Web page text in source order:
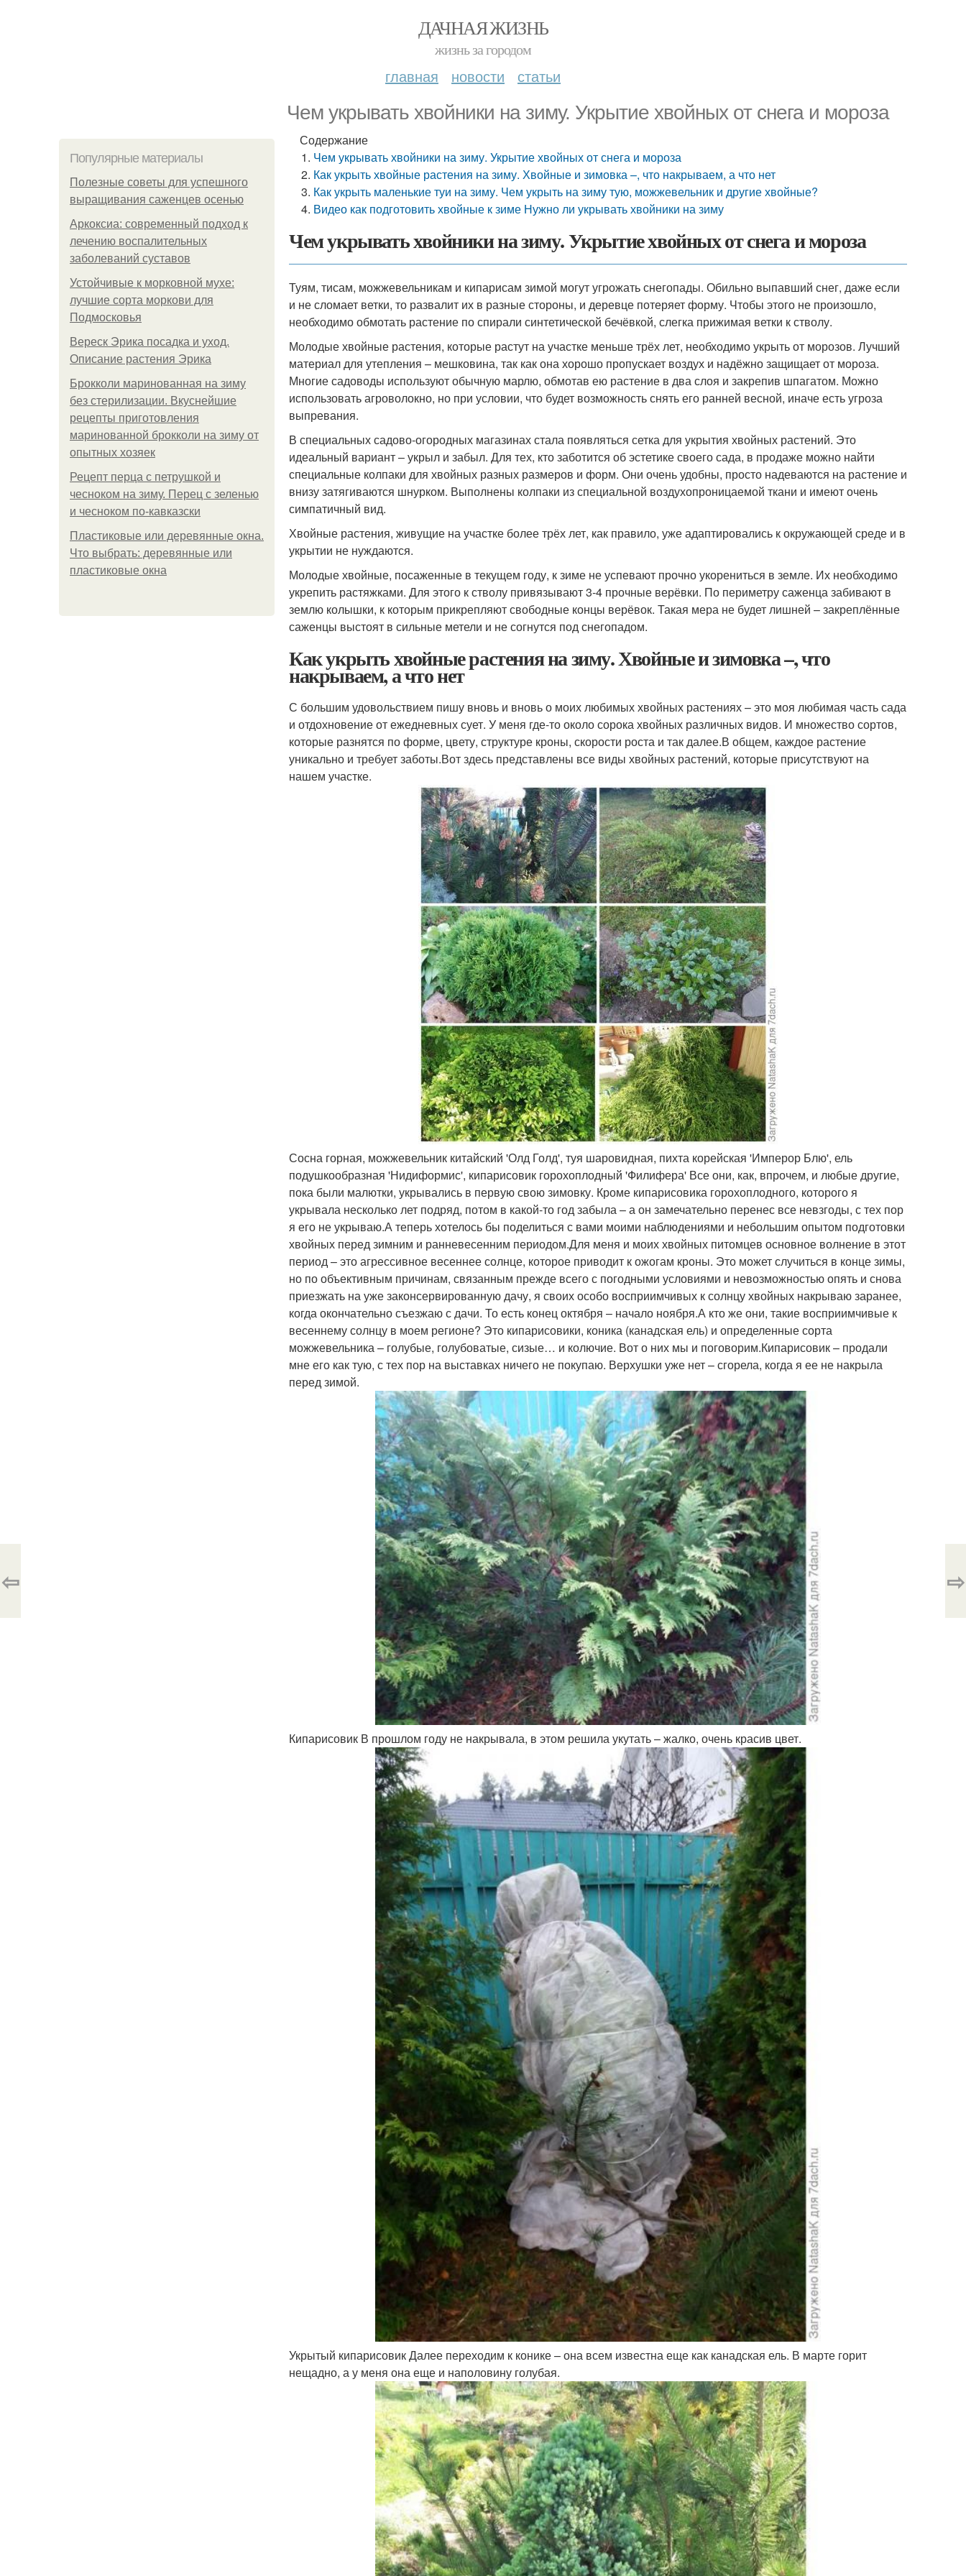
ДАЧНАЯ ЖИЗНЬ
жизнь за городом
главная новости статьи
Чем укрывать хвойники на зиму. Укрытие хвойных от снега и мороза
Популярные материалы
Полезные советы для успешного
выращивания саженцев осенью
Аркоксиа: современный подход к
лечению воспалительных
заболеваний суставов
Устойчивые к морковной мухе:
лучшие сорта моркови для
Подмосковья
Вереск Эрика посадка и уход.
Описание растения Эрика
Брокколи маринованная на зиму
без стерилизации. Вкуснейшие
рецепты приготовления
маринованной брокколи на зиму от
опытных хозяек
Рецепт перца с петрушкой и
чесноком на зиму. Перец с зеленью
и чесноком по-кавказски
Пластиковые или деревянные окна.
Что выбрать: деревянные или
пластиковые окна
Содержание
Чем укрывать хвойники на зиму. Укрытие хвойных от снега и мороза
Как укрыть хвойные растения на зиму. Хвойные и зимовка –, что накрываем, а что нет
Как укрыть маленькие туи на зиму. Чем укрыть на зиму тую, можжевельник и другие хвойные?
Видео как подготовить хвойные к зиме Нужно ли укрывать хвойники на зиму
Чем укрывать хвойники на зиму. Укрытие хвойных от снега и мороза
Туям, тисам, можжевельникам и кипарисам зимой могут угрожать снегопады. Обильно выпавший снег, даже если
и не сломает ветки, то развалит их в разные стороны, и деревце потеряет форму. Чтобы этого не произошло,
необходимо обмотать растение по спирали синтетической бечёвкой, слегка прижимая ветки к стволу.
Молодые хвойные растения, которые растут на участке меньше трёх лет, необходимо укрыть от морозов. Лучший
материал для утепления – мешковина, так как она хорошо пропускает воздух и надёжно защищает от мороза.
Многие садоводы используют обычную марлю, обмотав ею растение в два слоя и закрепив шпагатом. Можно
использовать агроволокно, но при условии, что будет возможность снять его ранней весной, иначе есть угроза
выпревания.
В специальных садово-огородных магазинах стала появляться сетка для укрытия хвойных растений. Это
идеальный вариант – укрыл и забыл. Для тех, кто заботится об эстетике своего сада, в продаже можно найти
специальные колпаки для хвойных разных размеров и форм. Они очень удобны, просто надеваются на растение и
внизу затягиваются шнурком. Выполнены колпаки из специальной воздухопроницаемой ткани и имеют очень
симпатичный вид.
Хвойные растения, живущие на участке более трёх лет, как правило, уже адаптировались к окружающей среде и в
укрытии не нуждаются.
Молодые хвойные, посаженные в текущем году, к зиме не успевают прочно укорениться в земле. Их необходимо
укрепить растяжками. Для этого к стволу привязывают 3-4 прочные верёвки. По периметру саженца забивают в
землю колышки, к которым прикрепляют свободные концы верёвок. Такая мера не будет лишней – закреплённые
саженцы выстоят в сильные метели и не согнутся под снегопадом.
Как укрыть хвойные растения на зиму. Хвойные и зимовка –, что
накрываем, а что нет
С большим удовольствием пишу вновь и вновь о моих любимых хвойных растениях – это моя любимая часть сада
и отдохновение от ежедневных сует. У меня где-то около сорока хвойных различных видов. И множество сортов,
которые разнятся по форме, цвету, структуре кроны, скорости роста и так далее.В общем, каждое растение
уникально и требует заботы.Вот здесь представлены все виды хвойных растений, которые присутствуют на
нашем участке.
Сосна горная, можжевельник китайский 'Олд Голд', туя шаровидная, пихта корейская 'Имперор Блю', ель
подушкообразная 'Нидиформис', кипарисовик горохоплодный 'Филифера' Все они, как, впрочем, и любые другие,
пока были малютки, укрывались в первую свою зимовку. Кроме кипарисовика горохоплодного, которого я
укрывала несколько лет подряд, потом в какой-то год забыла – а он замечательно перенес все невзгоды, с тех пор
я его не укрываю.А теперь хотелось бы поделиться с вами моими наблюдениями и небольшим опытом подготовки
хвойных перед зимним и ранневесенним периодом.Для меня и моих хвойных питомцев основное волнение в этот
период – это агрессивное весеннее солнце, которое приводит к ожогам кроны. Это может случиться в конце зимы,
но по объективным причинам, связанным прежде всего с погодными условиями и невозможностью опять и снова
приезжать на уже законсервированную дачу, я своих особо восприимчивых к солнцу хвойных накрываю заранее,
когда окончательно съезжаю с дачи. То есть конец октября – начало ноября.А кто же они, такие восприимчивые к
весеннему солнцу в моем регионе? Это кипарисовики, коника (канадская ель) и определенные сорта
можжевельника – голубые, голубоватые, сизые… и колючие. Вот о них мы и поговорим.Кипарисовик – продали
мне его как тую, с тех пор на выставках ничего не покупаю. Верхушки уже нет – сгорела, когда я ее не накрыла
перед зимой.
Кипарисовик В прошлом году не накрывала, в этом решила укутать – жалко, очень красив цвет.
Укрытый кипарисовик Далее переходим к конике – она всем известна еще как канадская ель. В марте горит
нещадно, а у меня она еще и наполовину голубая.
⇦ ⇨